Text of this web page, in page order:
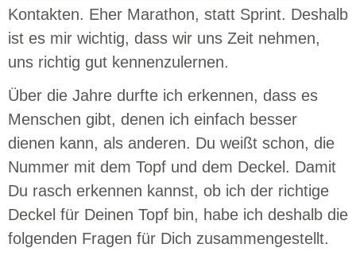
Kontakten. Eher Marathon, statt Sprint. Deshalb
ist es mir wichtig, dass wir uns Zeit nehmen,
uns richtig gut kennenzulernen.
Über die Jahre durfte ich erkennen, dass es
Menschen gibt, denen ich einfach besser
dienen kann, als anderen. Du weißt schon, die
Nummer mit dem Topf und dem Deckel. Damit
Du rasch erkennen kannst, ob ich der richtige
Deckel für Deinen Topf bin, habe ich deshalb die
folgenden Fragen für Dich zusammengestellt.